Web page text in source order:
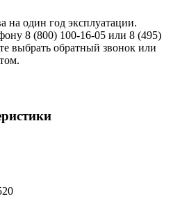
на один год эксплуатации.
8 (800) 100-16-05 или 8 (495)
выбрать обратный звонок или